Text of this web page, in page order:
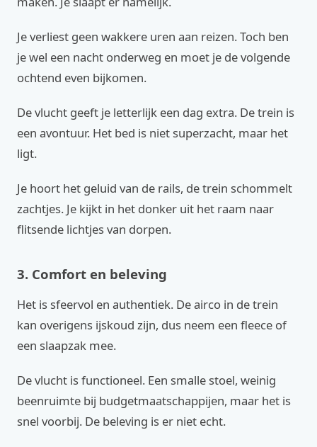
Je verliest geen wakkere uren aan reizen. Toch ben
je wel een nacht onderweg en moet je de volgende
ochtend even bijkomen.
De vlucht geeft je letterlijk een dag extra. De trein is
een avontuur. Het bed is niet superzacht, maar het
ligt.
Je hoort het geluid van de rails, de trein schommelt
zachtjes. Je kijkt in het donker uit het raam naar
flitsende lichtjes van dorpen.
3. Comfort en beleving
Het is sfeervol en authentiek. De airco in de trein
kan overigens ijskoud zijn, dus neem een fleece of
een slaapzak mee.
De vlucht is functioneel. Een smalle stoel, weinig
beenruimte bij budgetmaatschappijen, maar het is
snel voorbij. De beleving is er niet echt.